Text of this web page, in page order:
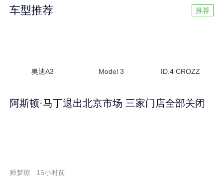
车型推荐 推荐
奥迪A3 Model 3 ID.4 CROZZ
阿斯顿·马丁退出北京市场 三家门店全部关闭
师梦琼 15小时前